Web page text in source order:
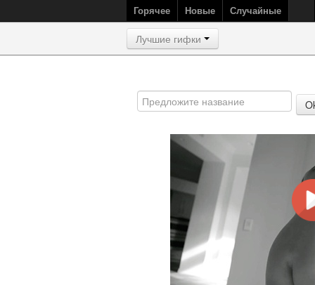
Горячее Новые Случайные
Лучшие гифки